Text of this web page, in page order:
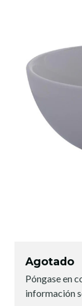
Agotado
Póngase en
información